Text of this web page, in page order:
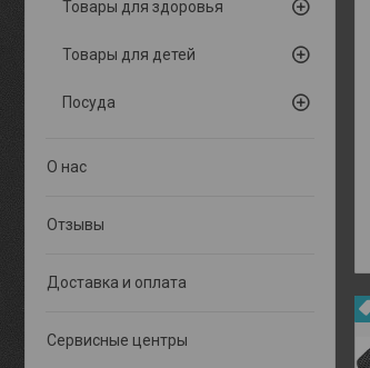
Товары для здоровья
Товары для детей
Посуда
О нас
Отзывы
Доставка и оплата
Сервисные центры